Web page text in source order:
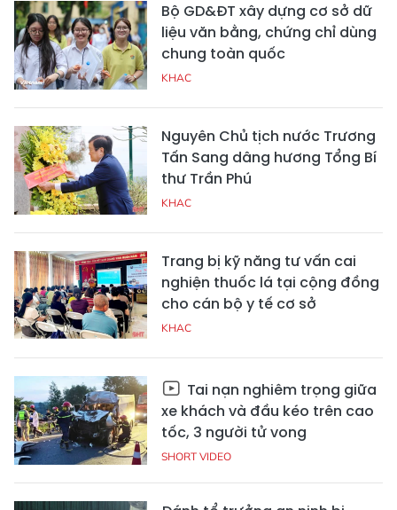
Bộ GD&ĐT xây dựng cơ sở dữ
liệu văn bằng, chứng chỉ dùng
chung toàn quốc
KHAC
Nguyên Chủ tịch nước Trương
Tấn Sang dâng hương Tổng Bí
thư Trần Phú
KHAC
Trang bị kỹ năng tư vấn cai
nghiện thuốc lá tại cộng đồng
cho cán bộ y tế cơ sở
KHAC
Tai nạn nghiêm trọng giữa
xe khách và đầu kéo trên cao
tốc, 3 người tử vong
SHORT VIDEO